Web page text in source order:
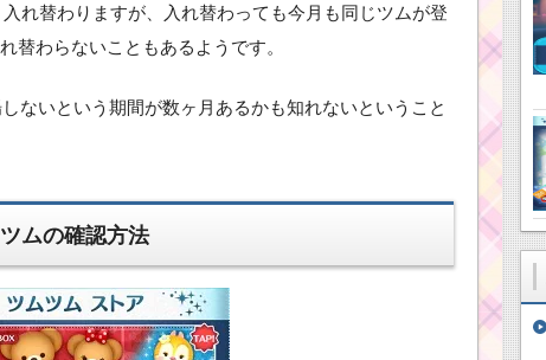
れ替わりますが、入れ替わっても今月も同じツムが登
替わらないこともあるようです。
ないという期間が数ヶ月あるかも知れないということ
ムの確認方法